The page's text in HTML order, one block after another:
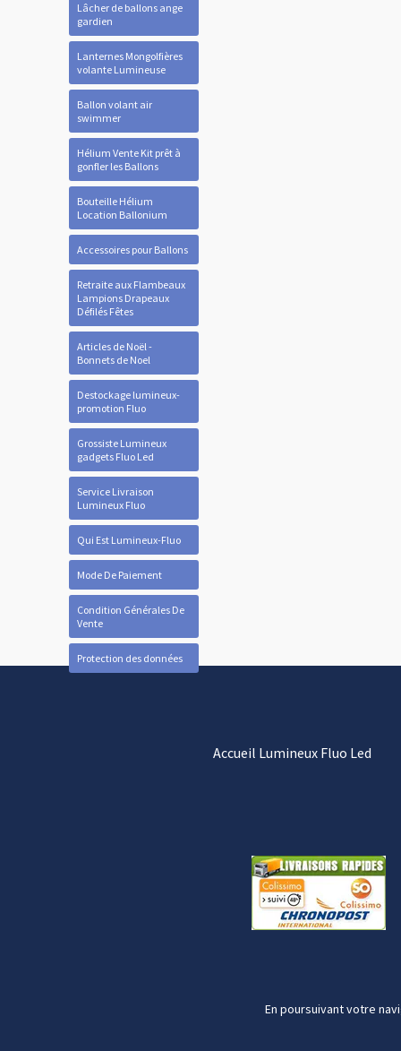
Lâcher de ballons ange
gardien
Lanternes Mongolfières
volante Lumineuse
Ballon volant air
swimmer
Hélium Vente Kit prêt à
gonfler les Ballons
Bouteille Hélium
Location Ballonium
Accessoires pour Ballons
Retraite aux Flambeaux
Lampions Drapeaux
Défilés Fêtes
Articles de Noël -
Bonnets de Noel
Destockage lumineux-
promotion Fluo
Grossiste Lumineux
gadgets Fluo Led
Service Livraison
Lumineux Fluo
Qui Est Lumineux-Fluo
Mode De Paiement
Condition Générales De
Vente
Protection des données
Accueil Lumineux Fluo Led
En poursuivant votre